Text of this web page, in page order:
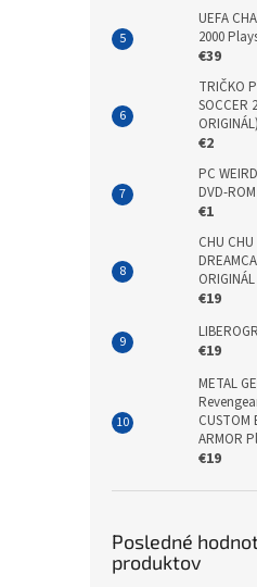
UEFA
2000
€39
TRIČKO
SOCCER
ORIGINÁL)
€2
PC
DVD-ROM
€1
CHU
€19
€19
METAL
CUSTOM
ARMOR
€19
Posledné
produktov